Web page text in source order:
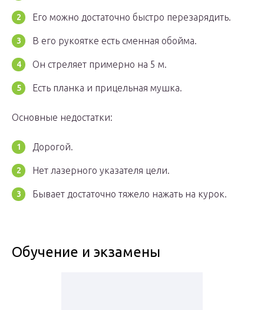
Его можно достаточно быстро перезарядить.
В его рукоятке есть сменная обойма.
Он стреляет примерно на 5 м.
Есть планка и прицельная мушка.
Основные недостатки:
Дорогой.
Нет лазерного указателя цели.
Бывает достаточно тяжело нажать на курок.
Обучение и экзамены